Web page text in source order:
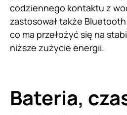
codziennego kontaktu z
zastosował także Bluetooth
co ma przełożyć się na
niższe zużycie energii.
Bateria,